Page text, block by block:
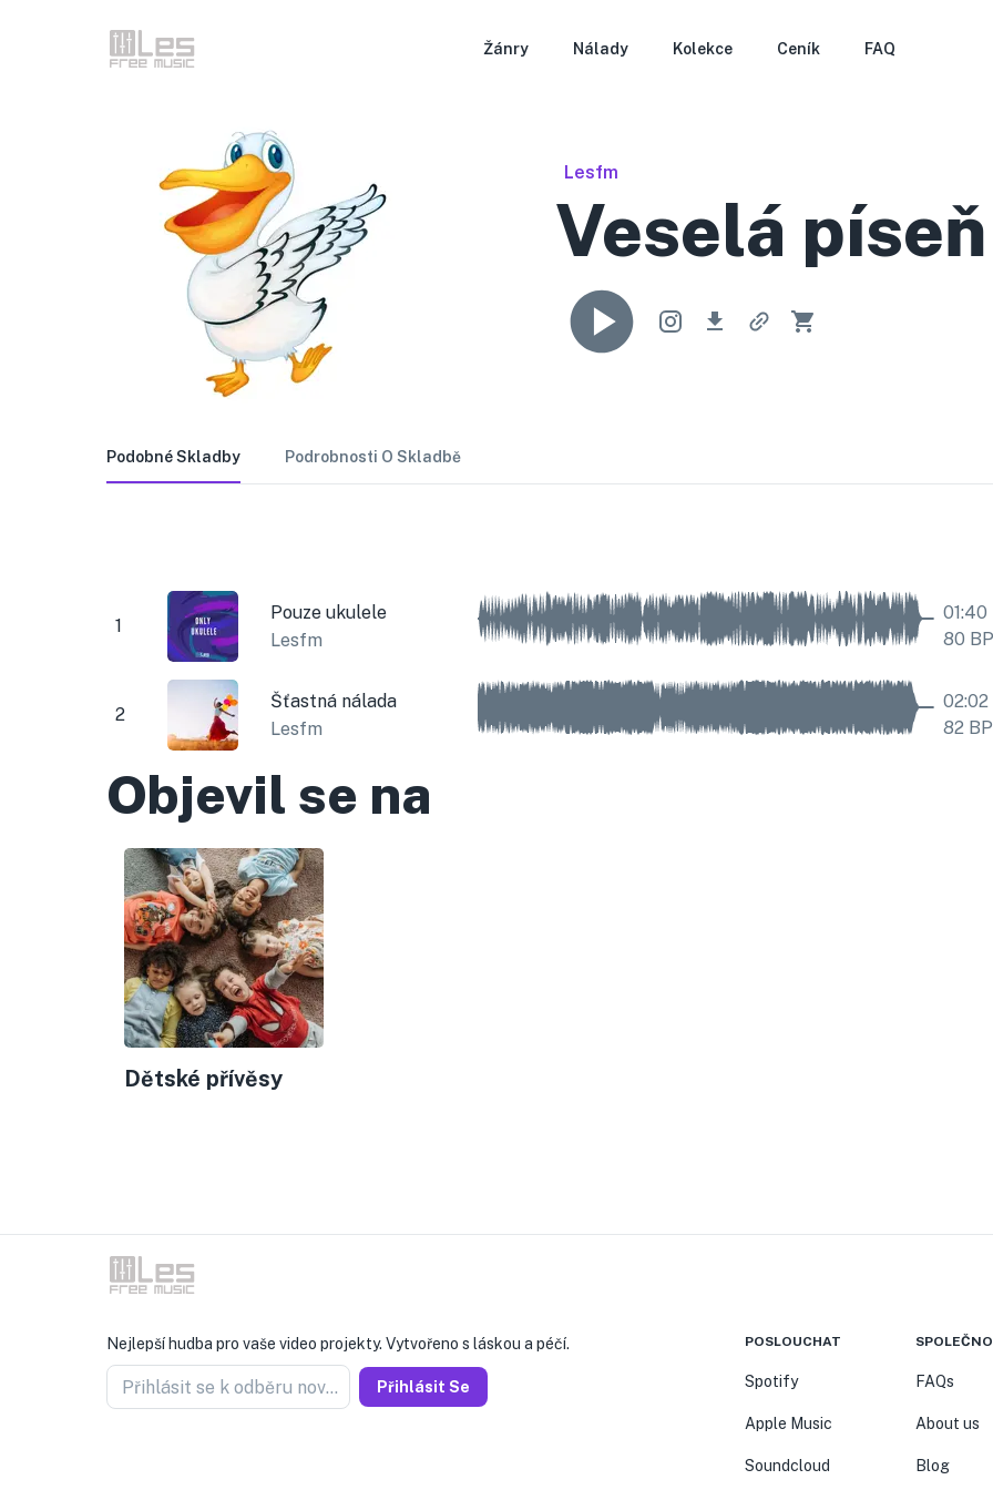
Žánry Nálady Kolekce Ceník FAQ
Lesfm
Veselá píseň
Podobné Skladby Podrobnosti O Skladbě
1
Pouze ukulele
Lesfm
01:40
80
2
Šťastná nálada
Lesfm
02:02
82
Objevil se na
Dětské přívěsy
Nejlepší hudba pro vaše video projekty. Vytvořeno s láskou a péčí.
Přihlásit se k odběru novinek Přihlásit Se
POSLOUCHAT
Spotify
Apple Music
Soundcloud
FAQs
About us
Blog